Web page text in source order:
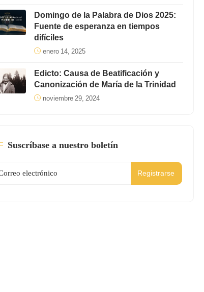
Domingo de la Palabra de Dios 2025:
Fuente de esperanza en tiempos
difíciles
enero 14, 2025
Edicto: Causa de Beatificación y
Canonización de María de la Trinidad
noviembre 29, 2024
Suscríbase a nuestro boletín
Registrarse